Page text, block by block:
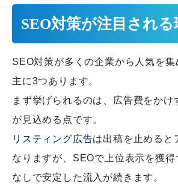
SEO対策が注目される
SEO対策が多くの企業から人気を集
主に3つあります。
まず挙げられるのは、広告費をかけ
が見込める点です。
リスティング広告は出稿を止めると
なりますが、SEOで上位表示を獲得
なしで安定した流入が続きます。